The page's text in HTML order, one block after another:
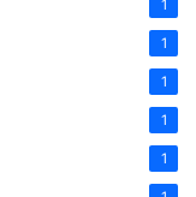
1
1
1
1
1